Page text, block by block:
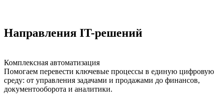
Направления IT-решений
Комплексная автоматизация
Помогаем перевести ключевые процессы в единую цифровую
среду: от управления задачами и продажами до финансов,
документооборота и аналитики.